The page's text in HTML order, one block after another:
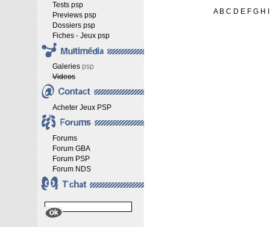
Tests psp
Previews psp
Dossiers psp
Fiches - Jeux psp
Galeriespsp
Videos
Acheter Jeux PSP
Forums
Forum GBA
Forum PSP
Forum NDS
A B C D E F G H